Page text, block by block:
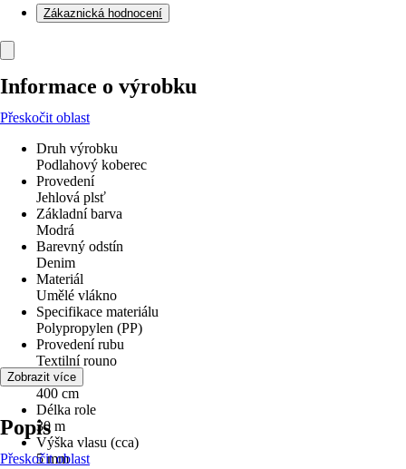
Zákaznická hodnocení
Informace o výrobku
Přeskočit oblast
Druh výrobku
Podlahový koberec
Provedení
Jehlová plsť
Základní barva
Modrá
Barevný odstín
Denim
Materiál
Umělé vlákno
Specifikace materiálu
Polypropylen (PP)
Provedení rubu
Textilní rouno
Šířka
400 cm
Délka role
30 m
Výška vlasu (cca)
5 mm
Zobrazit více
Popis
Přeskočit oblast